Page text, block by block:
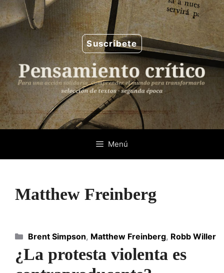
Saltar
al
contenido
Suscríbete
Menú
Matthew Freinberg
¿La protesta violenta es
Categorías
Brent Simpson, Matthew Freinberg, Robb Willer